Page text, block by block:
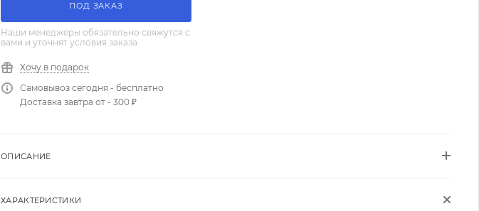
ПОД ЗАКАЗ
Наши менеджеры обязательно свяжутся с
вами и уточнят условия заказа
Хочу в подарок
Самовывоз сегодня - бесплатно
Доставка завтра от - 300 ₽
ОПИСАНИЕ
ХАРАКТЕРИСТИКИ